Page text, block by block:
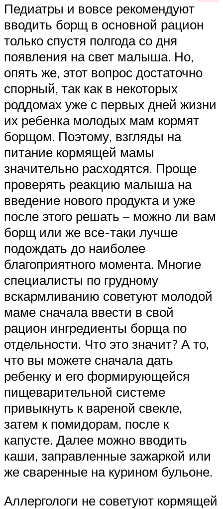
Педиатры и вовсе рекомендуют
вводить борщ в основной рацион
только спустя полгода со дня
появления на свет малыша. Но,
опять же, этот вопрос достаточно
спорный, так как в некоторых
роддомах уже с первых дней жизни
их ребенка молодых мам кормят
борщом. Поэтому, взгляды на
питание кормящей мамы
значительно расходятся. Проще
проверять реакцию малыша на
введение нового продукта и уже
после этого решать – можно ли вам
борщ или же все-таки лучше
подождать до наиболее
благоприятного момента. Многие
специалисты по грудному
вскармливанию советуют молодой
маме сначала ввести в свой
рацион ингредиенты борща по
отдельности. Что это значит? А то,
что вы можете сначала дать
ребенку и его формирующейся
пищеварительной системе
привыкнуть к вареной свекле,
затем к помидорам, после к
капусте. Далее можно вводить
каши, заправленные зажаркой или
же сваренные на курином бульоне.
Аллергологи не советуют кормящей